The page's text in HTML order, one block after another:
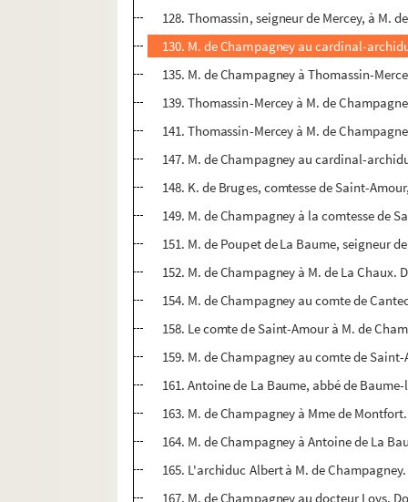
128. Thomassin, seigneur de Mercey, à M.
130. M. de Champagney au cardinal-
135. M. de Champagney à Thomassin-
139. Thomassin-Mercey à M. de
141. Thomassin-Mercey à M. de
147. M. de Champagney au cardinal-
148. K. de Bruges, comtesse de Saint-
149. M. de Champagney à la comtesse de
151. M. de Poupet de La Baume, seigneur
152. M. de Champagney à M. de La Chaux.
154. M. de Champagney au comte de
158. Le comte de Saint-Amour à M. de
159. M. de Champagney au comte de
161. Antoine de La Baume, abbé de
163. M. de Champagney à Mme de
164. M. de Champagney à Antoine de La
165. L'archiduc Albert à M. de
167. M. de Champagney au docteur Loys.